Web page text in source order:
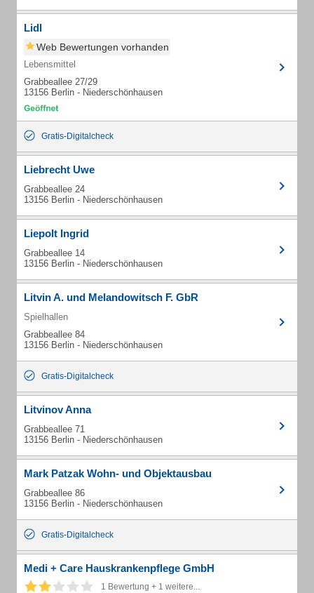
Lidl
Web Bewertungen vorhanden
Lebensmittel
Grabbeallee 27/29
13156 Berlin - Niederschönhausen
Gratis-Digitalcheck
Liebrecht Uwe
Grabbeallee 24
13156 Berlin - Niederschönhausen
Liepolt Ingrid
Grabbeallee 14
13156 Berlin - Niederschönhausen
Litvin A. und Melandowitsch F. GbR
Spielhallen
Grabbeallee 84
13156 Berlin - Niederschönhausen
Gratis-Digitalcheck
Litvinov Anna
Grabbeallee 71
13156 Berlin - Niederschönhausen
Mark Patzak Wohn- und Objektausbau
Grabbeallee 86
13156 Berlin - Niederschönhausen
Gratis-Digitalcheck
Medi + Care Hauskrankenpflege GmbH
1 Bewertung + 1 weitere...